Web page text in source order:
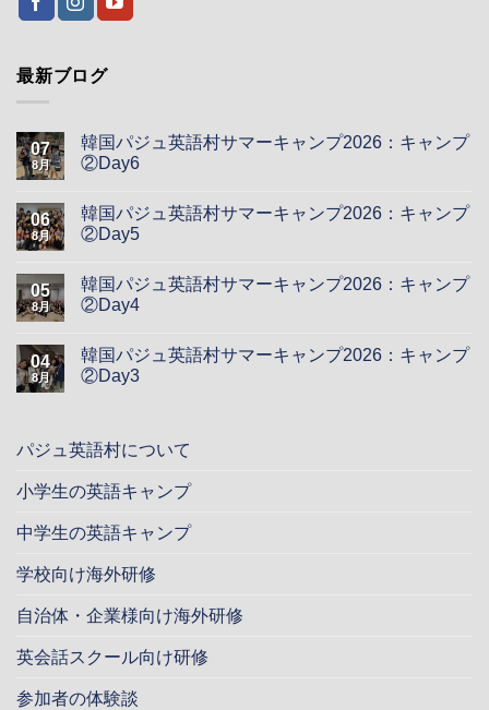
最新ブログ
07
8月
韓国パジュ英語村サマーキャンプ2026：キャンプ
②Day6
06
8月
韓国パジュ英語村サマーキャンプ2026：キャンプ
②Day5
05
8月
韓国パジュ英語村サマーキャンプ2026：キャンプ
②Day4
04
8月
韓国パジュ英語村サマーキャンプ2026：キャンプ
②Day3
パジュ英語村について
小学生の英語キャンプ
中学生の英語キャンプ
学校向け海外研修
自治体・企業様向け海外研修
英会話スクール向け研修
参加者の体験談